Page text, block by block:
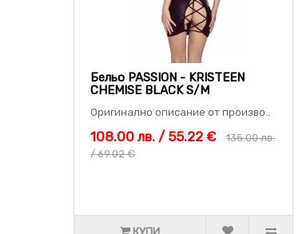
Бельо PASSION - KRISTEEN
CHEMISE BLACK S/M
Оригинално описание от произво..
108.00 лв. / 55.22 €
135.00 лв.
/ 69.02 €
КУПИ